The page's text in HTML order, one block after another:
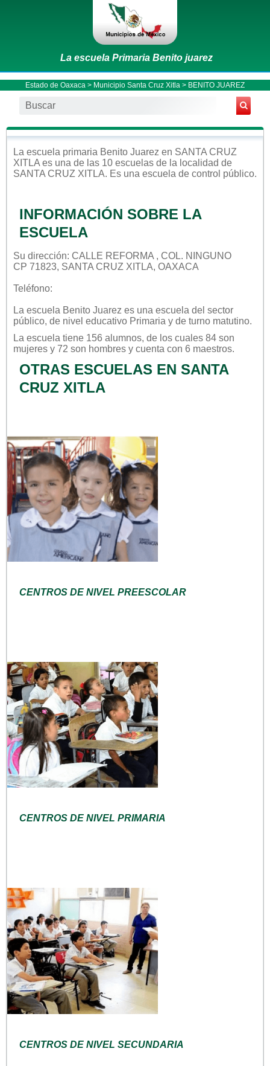
La escuela Primaria Benito juarez
Estado de Oaxaca > Municipio Santa Cruz Xitla > BENITO JUAREZ
La escuela primaria Benito Juarez en SANTA CRUZ
XITLA es una de las 10 escuelas de la localidad de
SANTA CRUZ XITLA. Es una escuela de control público.
INFORMACIÓN SOBRE LA
ESCUELA
Su dirección: CALLE REFORMA , COL. NINGUNO
CP 71823, SANTA CRUZ XITLA, OAXACA
Teléfono:
La escuela Benito Juarez es una escuela del sector
público, de nivel educativo Primaria y de turno matutino.
La escuela tiene 156 alumnos, de los cuales 84 son
mujeres y 72 son hombres y cuenta con 6 maestros.
OTRAS ESCUELAS EN SANTA
CRUZ XITLA
CENTROS DE NIVEL PREESCOLAR
CENTROS DE NIVEL PRIMARIA
CENTROS DE NIVEL SECUNDARIA